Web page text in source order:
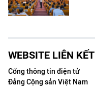
WEBSITE LIÊN KẾT
Cổng thông tin điện tử
Đảng Cộng sản Việt Nam